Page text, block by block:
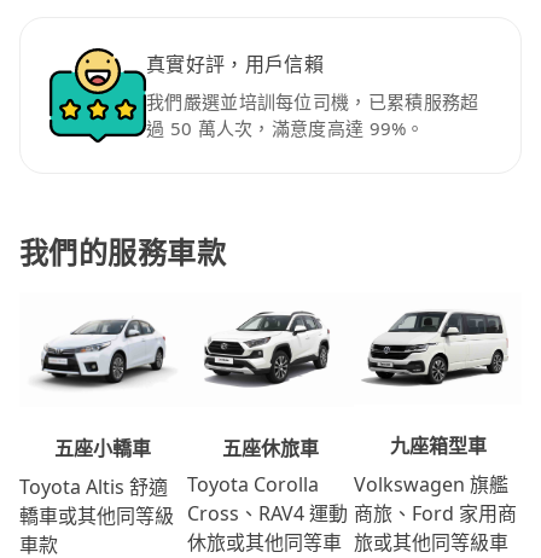
真實好評，用戶信賴
我們嚴選並培訓每位司機，已累積服務超
過 50 萬人次，滿意度高達 99%。
我們的服務車款
五座小轎車
Toyota Altis 舒適
轎車或其他同等級
車款
五座休旅車
Toyota Corolla
Cross、RAV4 運動
休旅或其他同等車
九座箱型車
Volkswagen 旗艦
商旅、Ford 家用商
旅或其他同等級車